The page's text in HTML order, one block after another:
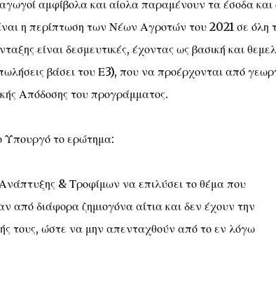
αμφίβολα και αίολα παραμένουν τα έσοδα και
η περίπτωση των Νέων Αγροτών του 2021 σε όλη
είναι δεσμευτικές, έχοντας ως βασική και
βάσει του Ε3), που να προέρχονται από
Απόδοσης του προγράμματος.
Υπουργό το ερώτημα:
& Τροφίμων να επιλύσει το θέμα που
από διάφορα ζημιογόνα αίτια και δεν έχουν την
τους, ώστε να μην απενταχθούν από το εν λόγω